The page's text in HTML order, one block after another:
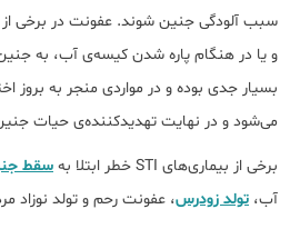
سبب آلودگی جنین شوند. عفونت در برخی از
و یا در هنگام پاره شدن کیسه‌ی آب، به
بسیار جدی بوده و در مواردی منجر به بروز
می‌شود و در نهایت تهدیدکننده‌ی حیات
برخی از بیماری‌های STI خطر ابتلا به سقط
آب، تولد زودرس، عفونت رحم و تولد نوزاد